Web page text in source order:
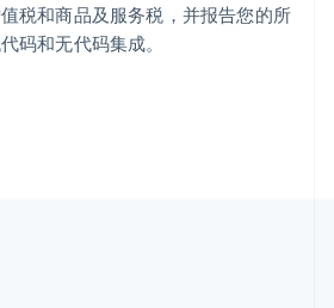
税和商品及服务税，并报告您的所
和无代码集成。